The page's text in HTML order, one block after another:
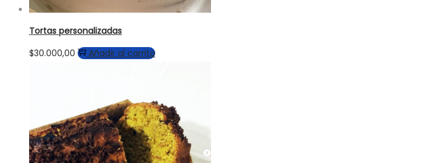
Tortas personalizadas
$30.000,00 Añadir al carrito